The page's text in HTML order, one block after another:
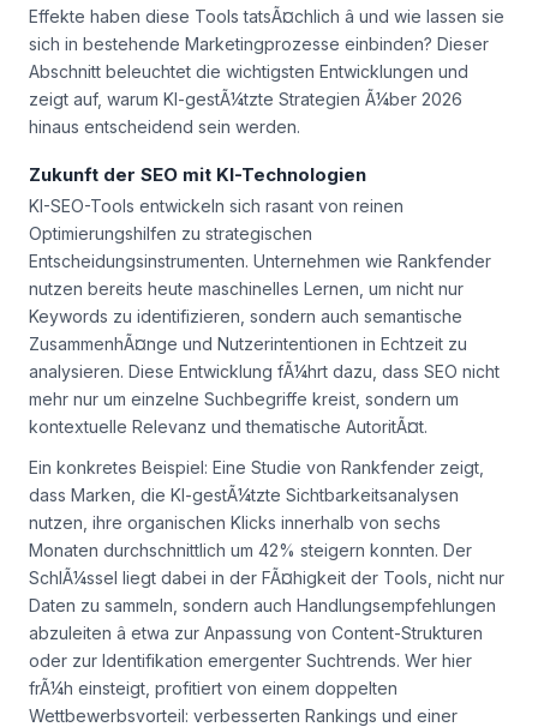
Effekte haben diese Tools tatsÃ¤chlich â und wie lassen sie
sich in bestehende Marketingprozesse einbinden? Dieser
Abschnitt beleuchtet die wichtigsten Entwicklungen und
zeigt auf, warum KI-gestÃ¼tzte Strategien Ã¼ber 2026
hinaus entscheidend sein werden.
Zukunft der SEO mit KI-Technologien
KI-SEO-Tools entwickeln sich rasant von reinen
Optimierungshilfen zu strategischen
Entscheidungsinstrumenten. Unternehmen wie Rankfender
nutzen bereits heute maschinelles Lernen, um nicht nur
Keywords zu identifizieren, sondern auch semantische
ZusammenhÃ¤nge und Nutzerintentionen in Echtzeit zu
analysieren. Diese Entwicklung fÃ¼hrt dazu, dass SEO nicht
mehr nur um einzelne Suchbegriffe kreist, sondern um
kontextuelle Relevanz und thematische AutoritÃ¤t.
Ein konkretes Beispiel: Eine Studie von Rankfender zeigt,
dass Marken, die KI-gestÃ¼tzte Sichtbarkeitsanalysen
nutzen, ihre organischen Klicks innerhalb von sechs
Monaten durchschnittlich um 42% steigern konnten. Der
SchlÃ¼ssel liegt dabei in der FÃ¤higkeit der Tools, nicht nur
Daten zu sammeln, sondern auch Handlungsempfehlungen
abzuleiten â etwa zur Anpassung von Content-Strukturen
oder zur Identifikation emergenter Suchtrends. Wer hier
frÃ¼h einsteigt, profitiert von einem doppelten
Wettbewerbsvorteil: verbesserten Rankings und einer